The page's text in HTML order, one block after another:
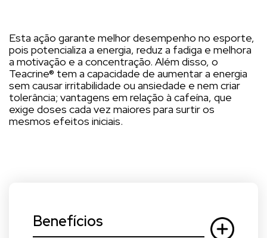
Esta ação garante melhor desempenho no esporte,
pois potencializa a energia, reduz a fadiga e melhora
a motivação e a concentração. Além disso, o
Teacrine® tem a capacidade de aumentar a energia
sem causar irritabilidade ou ansiedade e nem criar
tolerância; vantagens em relação à cafeína, que
exige doses cada vez maiores para surtir os
mesmos efeitos iniciais.
Benefícios